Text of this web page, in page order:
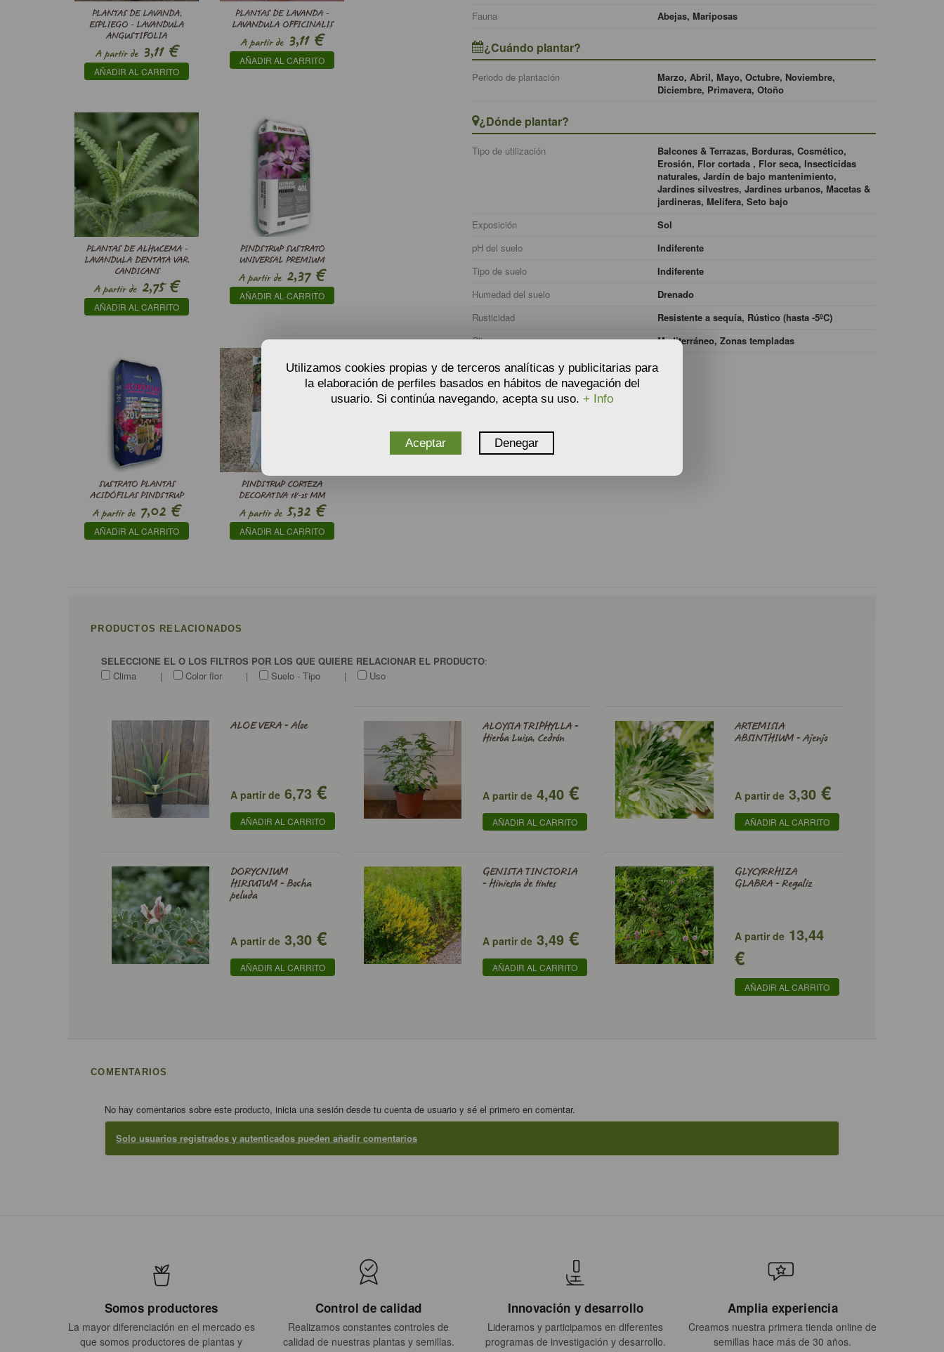
PLANTAS DE LAVANDA,
ESPLIEGO - LAVANDULA
ANGUSTIFOLIA
A partir de3,11€
AÑADIR AL CARRITO
PLANTAS DE LAVANDA -
LAVANDULA OFFICINALIS
A partir de3,11€
AÑADIR AL CARRITO
PLANTAS DE ALHUCEMA -
LAVANDULA DENTATA VAR.
CANDICANS
A partir de2,75€
AÑADIR AL CARRITO
PINDSTRUP SUSTRATO
UNIVERSAL PREMIUM
A partir de2,37€
AÑADIR AL CARRITO
SUSTRATO PLANTAS
ACIDÓFILAS PINDSTRUP
A partir de7,02 €
AÑADIR AL CARRITO
PINDSTRUP CORTEZA
DECORATIVA 18-25 MM
A partir de5,32€
AÑADIR AL CARRITO
Fauna
Abejas, Mariposas
¿Cuándo plantar?
Periodo de plantación
Marzo, Abril, Mayo, Octubre, Noviembre,
Diciembre, Primavera, Otoño
¿Dónde plantar?
Tipo de utilización
Balcones & Terrazas, Borduras, Cosmético,
Erosión, Flor cortada , Flor seca, Insecticidas
naturales, Jardín de bajo mantenimiento,
Jardines silvestres, Jardines urbanos, Macetas &
jardineras, Melífera, Seto bajo
Exposición
Sol
pH del suelo
Indiferente
Tipo de suelo
Indiferente
Humedad del suelo
Drenado
Rusticidad
Resistente a sequía, Rústico (hasta -5ºC)
Clima
Mediterráneo, Zonas templadas
PRODUCTOS RELACIONADOS
SELECCIONE EL O LOS FILTROS POR LOS QUE QUIERE RELACIONAR EL PRODUCTO:
Clima
| Color flor | Suelo - Tipo | Uso
ALOE VERA - Aloe
A partir de 6,73 €
AÑADIR AL CARRITO
ALOYSIA TRIPHYLLA -
Hierba Luisa, Cedrón
A partir de 4,40 €
AÑADIR AL CARRITO
ARTEMISIA
ABSINTHIUM - Ajenjo
A partir de3,30€
AÑADIR AL CARRITO
DORYCNIUM
HIRSUTUM - Bocha
peluda
A partir de 3,30 €
AÑADIR AL CARRITO
GENISTA TINCTORIA
- Hiniesta de tintes
A partir de 3,49 €
AÑADIR AL CARRITO
GLYCYRRHIZA
GLABRA - Regaliz
A partir de13,44
€
AÑADIR AL CARRITO
COMENTARIOS
No hay comentarios sobre este producto, inicia una sesión desde tu cuenta de usuario y sé el primero en comentar.
Solo usuarios registrados y autenticados pueden añadir comentarios
Somos productores
La mayor diferenciación en el mercado es
que somos productores de plantas y
Control de calidad
Realizamos constantes controles de
calidad de nuestras plantas y semillas.
Innovación y desarrollo
Lideramos y participamos en diferentes
programas de investigación y desarrollo.
Amplia experiencia
Creamos nuestra primera tienda online de
semillas hace más de 30 años.
Utilizamos cookies propias y de terceros analíticas y publicitarias para
la elaboración de perfiles basados en hábitos de navegación del
usuario. Si continúa navegando, acepta su uso. + Info
Aceptar Denegar